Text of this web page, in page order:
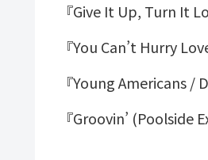
『Give It Up, Turn It
『You Can’t Hurry
『Young Americans /
『Groovin’ (Poolside